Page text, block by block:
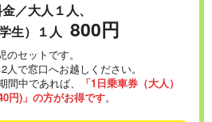
／大人１人、
生）１人 800円
セットです。
で窓口へお越しください。
中であれば、
「1日乗車券（大人）
円)」の方がお得です。